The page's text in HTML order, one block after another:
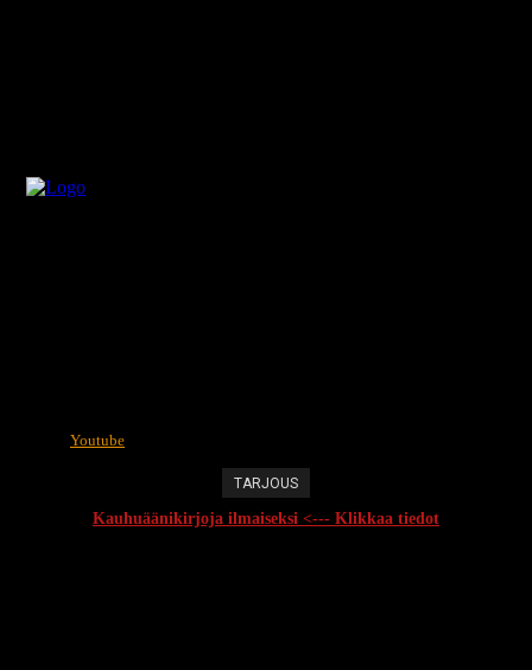
Youtube
TARJOUS
Kauhuäänikirjoja ilmaiseksi <--- Klikkaa tiedot